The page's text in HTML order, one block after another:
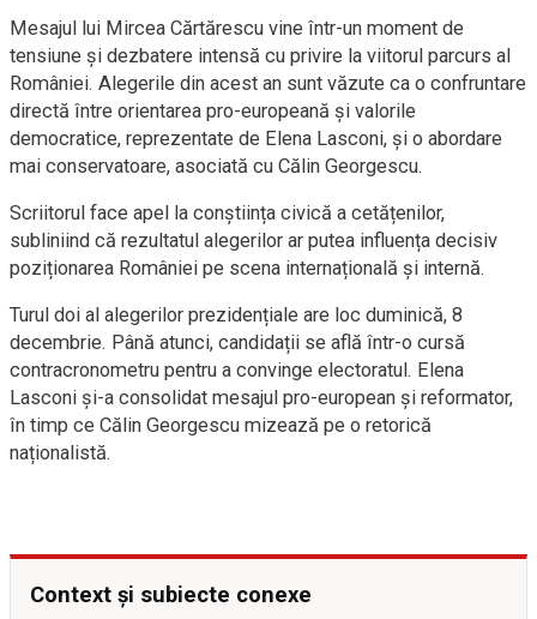
Mesajul lui Mircea Cărtărescu vine într-un moment de
tensiune și dezbatere intensă cu privire la viitorul parcurs al
României. Alegerile din acest an sunt văzute ca o confruntare
directă între orientarea pro-europeană și valorile
democratice, reprezentate de Elena Lasconi, și o abordare
mai conservatoare, asociată cu Călin Georgescu.
Scriitorul face apel la conștiința civică a cetățenilor,
subliniind că rezultatul alegerilor ar putea influența decisiv
poziționarea României pe scena internațională și internă.
Turul doi al alegerilor prezidențiale are loc duminică, 8
decembrie. Până atunci, candidații se află într-o cursă
contracronometru pentru a convinge electoratul. Elena
Lasconi și-a consolidat mesajul pro-european și reformator,
în timp ce Călin Georgescu mizează pe o retorică
naționalistă.
Context și subiecte conexe